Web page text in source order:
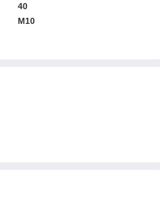
40
M10